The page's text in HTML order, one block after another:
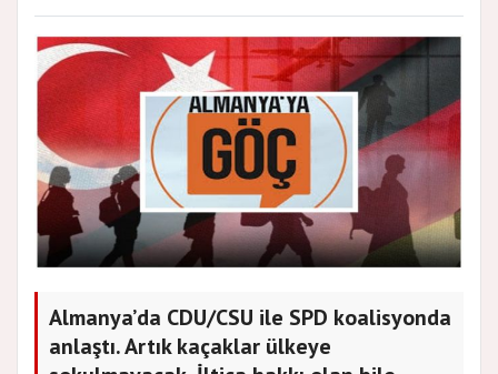
Almanya’da CDU/CSU ile SPD koalisyonda
anlaştı. Artık kaçaklar ülkeye